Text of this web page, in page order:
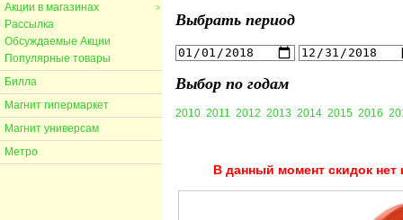
>
Акции в магазинах
Рассылка
Обсуждаемые Акции
Популярные товары
Билла
Магнит гипермаркет
Магнит универсам
Метро
Выбрать период
Выбор по годам
2010 2011 2012 2013 2014 2015 2016
В данный момент скидок нет